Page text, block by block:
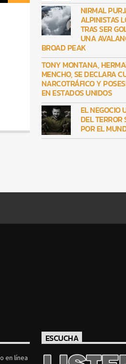
NIRMAL
ALPINISTAS
TRAS SER
UNA
BROAD PEAK
TONY MONTANA,
MENCHO, SE DECLARA
NARCOTRÁFICO Y
EN ESTADOS UNIDOS
EL NEGOCIO
DEL TERROR
POR EL
en línea
ESCUCHA